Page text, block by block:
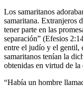
Los samaritanos
samaritana. Extranjeros
tener parte en las
separación” (Efesios
entre el judío y el gentil,
samaritanos tenían la
obtenidas en virtud de
“Había un hombre